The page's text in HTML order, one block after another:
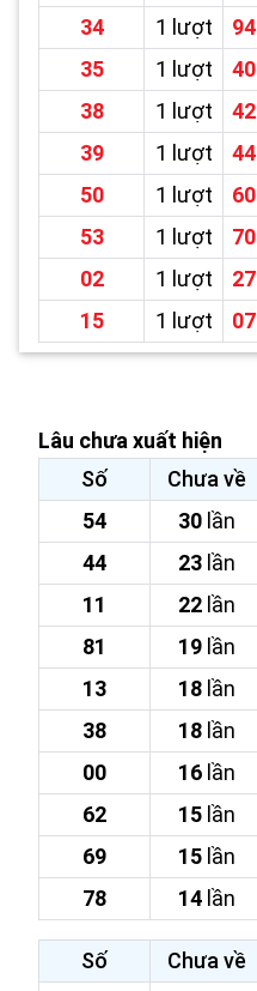
34
1 lượt 94
35
1 lượt 40
38
1 lượt 42
39
1 lượt 44
50
1 lượt 60
53
1 lượt 70
02
1 lượt 27
15
1 lượt 07
Lâu chưa xuất hiện
Số
Chưa về
54
30lần
44
23lần
11
22lần
81
19lần
13
18lần
38
18lần
00
16lần
62
15lần
69
15lần
78
14lần
Số Chưa về